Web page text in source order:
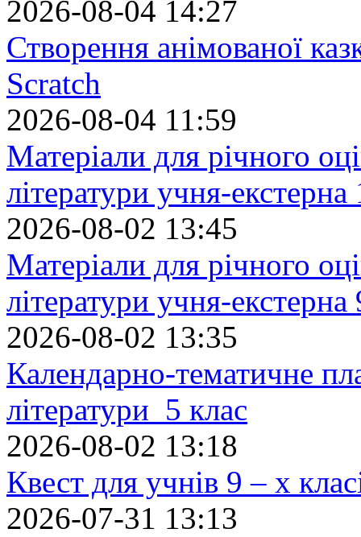
2026-08-04 14:27
Створення анімованої
Scratch
2026-08-04 11:59
Матеріали для річного
літератури учня-екстерна
2026-08-02 13:45
Матеріали для річного
літератури учня-екстерна
2026-08-02 13:35
Календарно-тематичне
літератури 5 клас
2026-08-02 13:18
Квест для учнів 9 – х
2026-07-31 13:13